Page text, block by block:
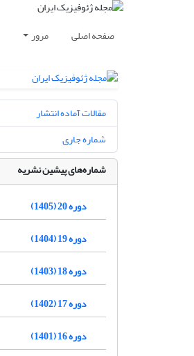
صفحه اصلی مرور
مقالات آماده انتشار
شماره جاری
شماره‌های پیشین نشریه
دوره 20 (1405)
دوره 19 (1404)
دوره 18 (1403)
دوره 17 (1402)
دوره 16 (1401)